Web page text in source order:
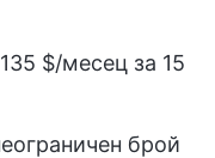
135 $/месец за 15
брой